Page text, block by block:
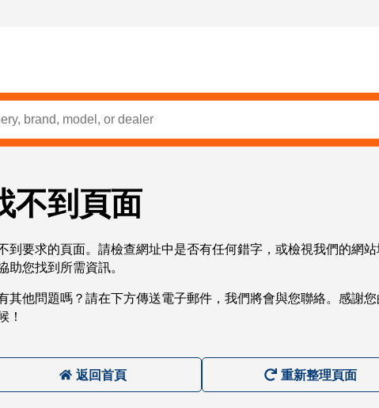
不到頁面
到要求的頁面。請檢查網址中是否有任何錯字，或檢視我們的網
助您找到所需資訊。
其他問題嗎？請在下方傳送電子郵件，我們將會與您聯絡。感謝
！
返回首頁 重新整理頁面